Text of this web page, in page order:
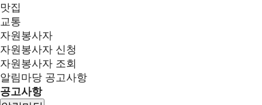
맛집
교통
자원봉사자
자원봉사자 신청
자원봉사자 조회
알림마당 공고사항
공고사항